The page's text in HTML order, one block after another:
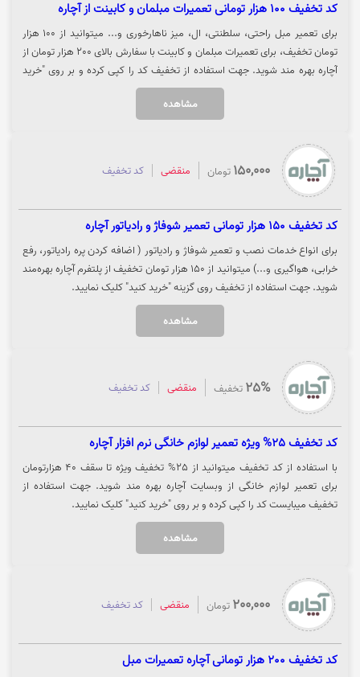
کد تخفیف 100 هزار تومانی تعمیرات مبلمان و کابینت از آچاره
برای تعمیر مبل راحتی، سلطنتی، ال، میز ناهارخوری و... میتوانید از 100 هزار
تومان تخفیف، برای تعمیرات مبلمان و کابینت با سفارش بالای 200 هزار تومان از
آچاره بهره مند شوید. جهت استفاده از تخفیف کد را کپی کرده و بر روی "خرید
کنید" کلیک نمایید تا از تخفیف بهره مند شوید.
مشاهده
150,000 تومان منقضی کد تخفیف
کد تخفیف 150 هزار تومانی تعمیر شوفاژ و رادیاتور آچاره
برای انواع خدمات نصب و تعمیر شوفاژ و رادیاتور ( اضافه کردن پره رادیاتور، رفع
خرابی، هواگیری و...) میتوانید از 150 هزار تومان تخفیف از پلتفرم آچاره بهره‌مند
شوید. جهت استفاده از تخفیف روی گزینه "خرید کنید" کلیک نمایید.
مشاهده
25% تخفیف منقضی کد تخفیف
کد تخفیف 25% ویژه تعمیر لوازم خانگی نرم افزار آچاره
با استفاده از کد تخفیف میتوانید از 25% تخفیف ویژه تا سقف 40 هزارتومان
برای تعمیر لوازم خانگی از وبسایت آچاره بهره مند شوید. جهت استفاده از
تخفیف میبایست کد را کپی کرده و بر روی "خرید کنید" کلیک نمایید.
مشاهده
200,000 تومان منقضی کد تخفیف
کد تخفیف 200 هزار تومانی آچاره تعمیرات مبل